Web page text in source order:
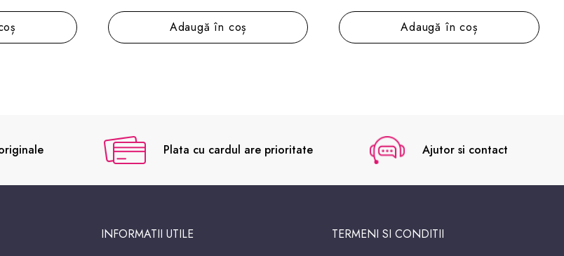
Adaugă în coș Adaugă în coș
Plata cu cardul are prioritate Ajutor si contact
INFORMATII UTILE TERMENI SI CONDITII